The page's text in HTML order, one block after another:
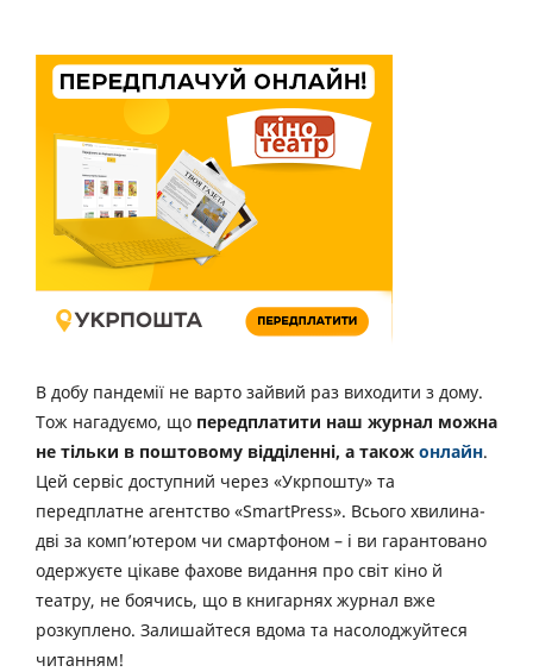
В добу пандемії не варто зайвий раз виходити з дому.
Тож нагадуємо, що передплатити наш журнал можна
не тільки в поштовому відділенні, а також онлайн.
Цей сервіс доступний через «Укрпошту» та
передплатне агентство «SmartPress». Всього хвилина-
дві за комп’ютером чи смартфоном – і ви гарантовано
одержуєте цікаве фахове видання про світ кіно й
театру, не боячись, що в книгарнях журнал вже
розкуплено. Залишайтеся вдома та насолоджуйтеся
читанням!